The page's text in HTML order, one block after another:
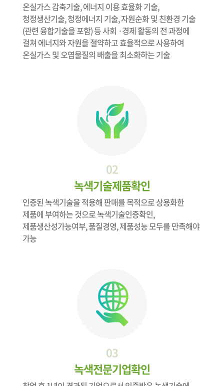
온실가스 감축기술, 에너지 이용 효율화 기술,
청정생산기술, 청정에너지 기술, 자원순화 및 친환경 기술
(관련 융합기술을 포함) 등 사회 ·경제 활동의 전 과정에
걸쳐 에너지와 자원을 절약하고 효율적으로 사용하여
온실가스 및 오염물질의 배출을 최소화하는 기술
02
녹색기술제품확인
인증된 녹색기술을 적용해 판매를 목적으로 상용화한
제품에 부여하는 것으로 녹색기술인증확인,
제품생산성가능여부, 품질경영, 제품성능 모두를 만족해야
가능
03
녹색전문기업확인